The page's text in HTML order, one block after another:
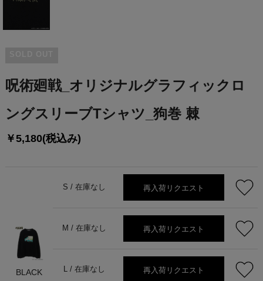
呪術廻戦_オリジナルグラフィックロ
ングスリーブTシャツ_狗巻 棘
￥5,180(税込み)
BLACK
S /在庫なし 再入荷リクエスト
M /在庫なし 再入荷リクエスト
L /在庫なし 再入荷リクエスト